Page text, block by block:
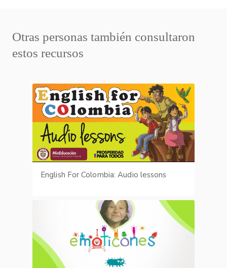
Otras personas también consultaron
estos recursos
English For Colombia: Audio lessons